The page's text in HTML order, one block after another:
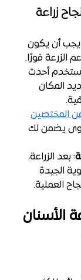
زراعة
أن يكون
الزرعة فورًا.
أحدث
المكان
المختصين
يضمن لك
: بعد الزراعة،
الجيدة
العملية.
الأسنان